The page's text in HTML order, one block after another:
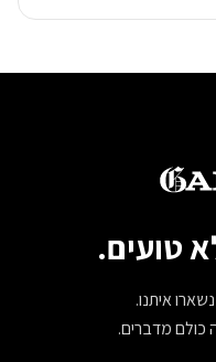
טועים.
איתנו.
כולם מדברים.